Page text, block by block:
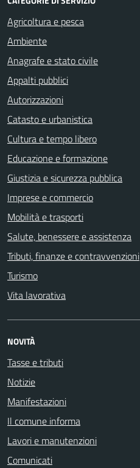
Agricoltura e pesca
Ambiente
Anagrafe e stato civile
Appalti pubblici
Autorizzazioni
Catasto e urbanistica
Cultura e tempo libero
Educazione e formazione
Giustizia e sicurezza pubblica
Imprese e commercio
Mobilità e trasporti
Salute, benessere e assistenza
Tributi, finanze e contravvenzioni
Turismo
Vita lavorativa
NOVITÀ
Tasse e tributi
Notizie
Manifestazioni
Il comune informa
Lavori e manutenzioni
Comunicati